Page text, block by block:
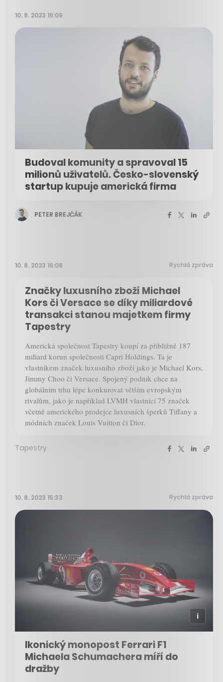
10. 8. 2023 16:09
Budoval komunity a spravoval 15
milionů uživatelů. Česko-slovenský
startup kupuje americká firma
PETER BREJČÁK
10. 8. 2023 16:08 Rychlá zpráva
Značky luxusního zboží Michael
Kors či Versace se díky miliardové
transakci stanou majetkem firmy
Tapestry
Americká společnost Tapestry koupí za přibližně 187
miliard korun společnosti Capri Holdings. Ta je
vlastníkem značek luxusního zboží jako je Michael Kors,
Jimmy Choo či Versace. Spojený podnik chce na
globálním trhu lépe konkurovat větším evropským
rivalům, jako je například LVMH vlastnící 75 značek
včetně amerického prodejce luxusních šperků Tiffany a
módních značek Louis Vuitton či Dior.
Tapestry
10. 8. 2023 15:33 Rychlá zpráva
Ikonický monopost Ferrari F1
Michaela Schumachera míří do
dražby